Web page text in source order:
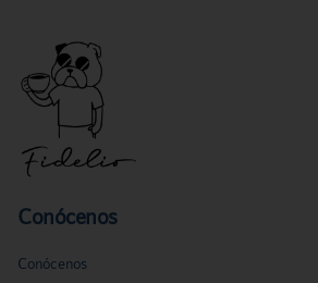
Conócenos
Conócenos